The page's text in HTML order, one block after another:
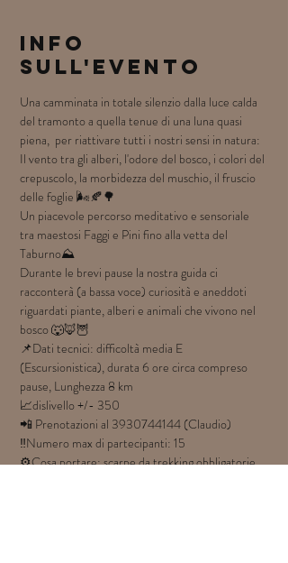
Info
sull'evento
Una camminata in totale silenzio dalla luce calda
del tramonto a quella tenue di una luna quasi
piena,  per riattivare tutti i nostri sensi in natura:
Il vento tra gli alberi, l'odore del bosco, i colori del
crepuscolo, la morbidezza del muschio, il fruscio
delle foglie 🌬️🍂🌳
Un piacevole percorso meditativo e sensoriale
tra maestosi Faggi e Pini fino alla vetta del
Taburno⛰️
Durante le brevi pause la nostra guida ci
racconterà (a bassa voce) curiosità e aneddoti
riguardati piante, alberi e animali che vivono nel
bosco 🐺🦊🦉
📌Dati tecnici: difficoltà media E
(Escursionistica), durata 6 ore circa compreso
pause, Lunghezza 8 km
📈dislivello +/- 350
📲 Prenotazioni al 3930744144 (Claudio)
‼Numero max di partecipanti: 15
⚙Cosa portare: scarpe da trekking obbligatorie,